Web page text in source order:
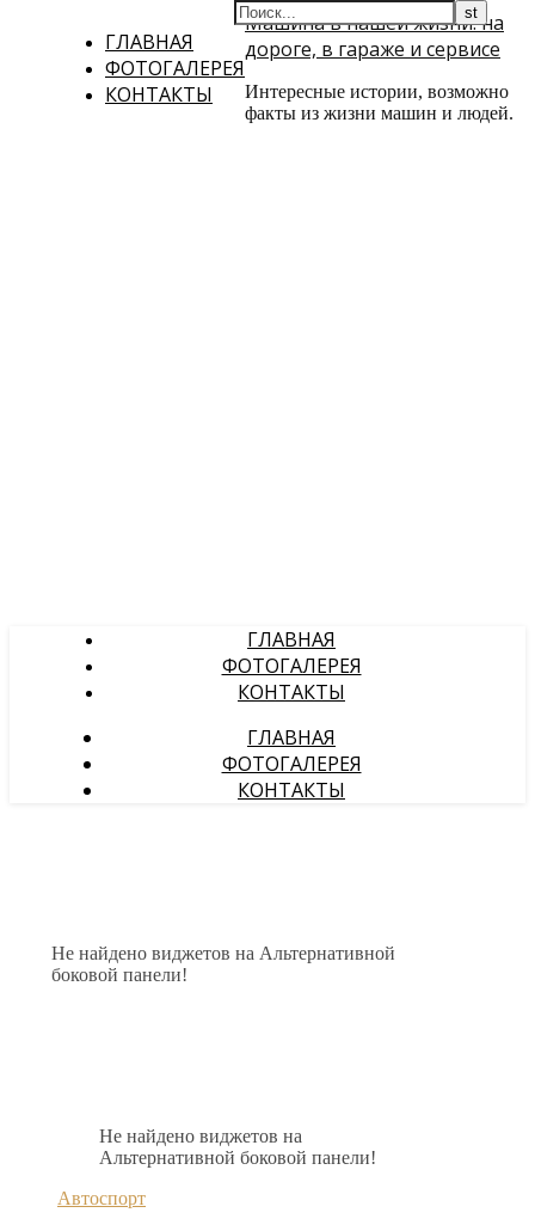
ГЛАВНАЯ
ФОТОГАЛЕРЕЯ
КОНТАКТЫ
Машина в нашей жизни: на
дороге, в гараже и сервисе
Интересные истории, возможно
факты из жизни машин и людей.
ГЛАВНАЯ
ФОТОГАЛЕРЕЯ
КОНТАКТЫ
ГЛАВНАЯ
ФОТОГАЛЕРЕЯ
КОНТАКТЫ
Не найдено виджетов на Альтернативной
боковой панели!
Не найдено виджетов на
Альтернативной боковой панели!
Автоспорт